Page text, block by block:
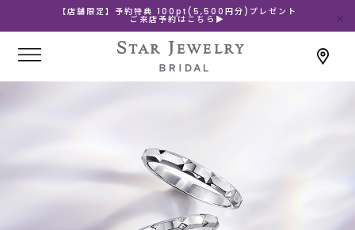
【店舗限定】予約特典 100pt(5,500円分)プレゼント
ご来店予約はこちら▶